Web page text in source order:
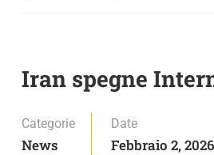
Iran spegne
Categorie
News
Date
Febbraio 2, 2026